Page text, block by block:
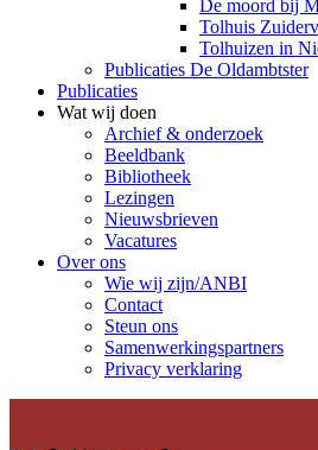
De moord bij
Tolhuis
Tolhuizen in
Publicaties De Oldambtster
Publicaties
Wat wij doen
Archief & onderzoek
Beeldbank
Bibliotheek
Lezingen
Nieuwsbrieven
Vacatures
Over ons
Wie wij zijn/ANBI
Contact
Steun ons
Samenwerkingspartners
Privacy verklaring